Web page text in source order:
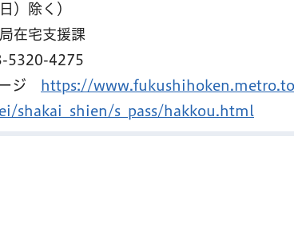
）除く）
在宅支援課
5320-4275
ージ
https://
shakai_shien/s_pass/hakkou.html